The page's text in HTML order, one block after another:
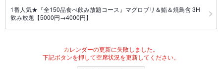
1番人気★『全150品食べ飲み放題コース』マグロブリ＆鮨＆焼鳥含 3H
飲み放題【5000円→4000円】
カレンダーの更新に失敗しました。
下記ボタンを押して空席状況を更新してください。